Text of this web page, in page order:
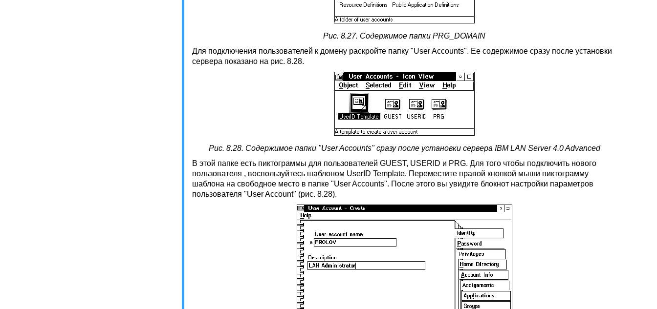
Рис. 8.27. Содержимое папки PRG_DOMAIN
Для подключения пользователей к домену раскройте папку "User Accounts". Ее содержимое сразу после установки
сервера показано на рис. 8.28.
Рис. 8.28. Содержимое папки "User Accounts" сразу после установки сервера IBM LAN Server 4.0 Advanced
В этой папке есть пиктограммы для пользователей GUEST, USERID и PRG. Для того чтобы подключить нового
пользователя , воспользуйтесь шаблоном UserID Template. Переместите правой кнопкой мыши пиктограмму
шаблона на свободное место в папке "User Accounts". После этого вы увидите блокнот настройки параметров
пользователя "User Account" (рис. 8.28).